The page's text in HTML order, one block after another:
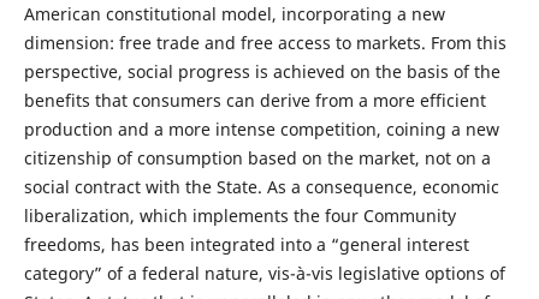
American constitutional model, incorporating a new
dimension: free trade and free access to markets. From this
perspective, social progress is achieved on the basis of the
benefits that consumers can derive from a more efficient
production and a more intense competition, coining a new
citizenship of consumption based on the market, not on a
social contract with the State. As a consequence, economic
liberalization, which implements the four Community
freedoms, has been integrated into a “general interest
category” of a federal nature, vis-à-vis legislative options of